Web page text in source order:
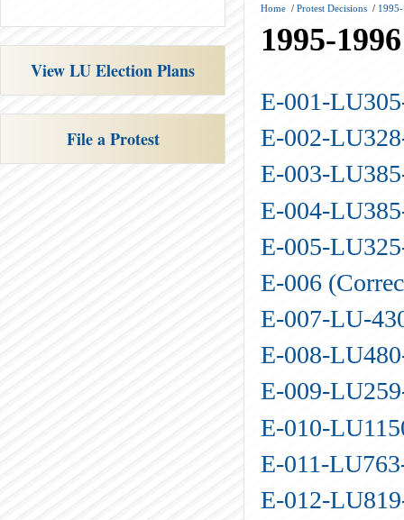
View LU Election Plans
File a Protest
Home / Protest Decisions /
1995-
E-001-
E-002-
E-003-
E-004-
E-005-
E-006
E-007-LU-
E-008-
E-009-
E-010-
E-011-
E-012-